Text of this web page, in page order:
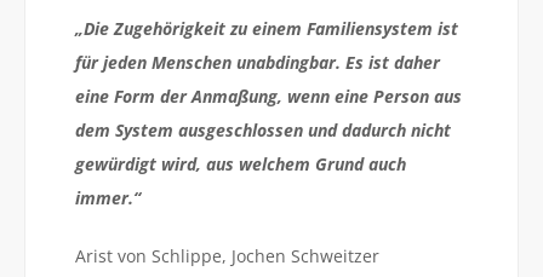
„Die Zugehörigkeit zu einem Familiensystem ist
für jeden Menschen unabdingbar. Es ist daher
eine Form der Anmaßung, wenn eine Person aus
dem System ausgeschlossen und dadurch nicht
gewürdigt wird, aus welchem Grund auch
immer.“
Arist von Schlippe, Jochen Schweitzer